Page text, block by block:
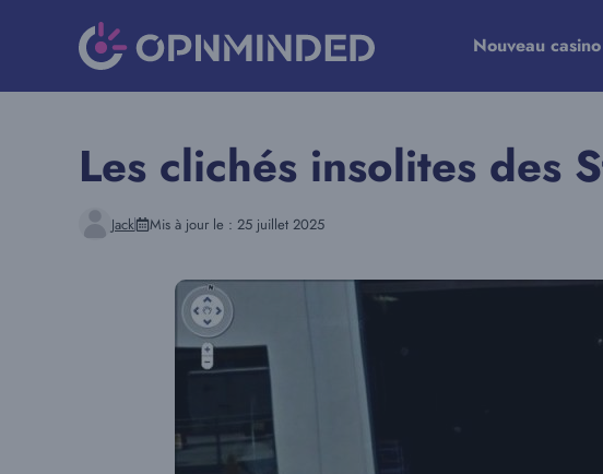
Nouveau
Les clichés insolites des
Jack Mis à jour le : 25 juillet 2025